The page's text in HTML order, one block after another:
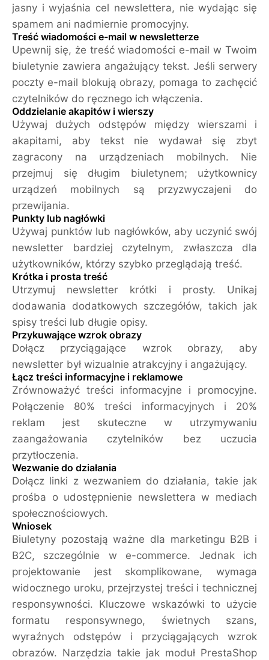
jasny i wyjaśnia cel newslettera, nie wydając się
spamem ani nadmiernie promocyjny.
Treść wiadomości e-mail w newsletterze
Upewnij się, że treść wiadomości e-mail w Twoim
biuletynie zawiera angażujący tekst. Jeśli serwery
poczty e-mail blokują obrazy, pomaga to zachęcić
czytelników do ręcznego ich włączenia.
Oddzielanie akapitów i wierszy
Używaj dużych odstępów między wierszami i
akapitami, aby tekst nie wydawał się zbyt
zagracony na urządzeniach mobilnych. Nie
przejmuj się długim biuletynem; użytkownicy
urządzeń mobilnych są przyzwyczajeni do
przewijania.
Punkty lub nagłówki
Używaj punktów lub nagłówków, aby uczynić swój
newsletter bardziej czytelnym, zwłaszcza dla
użytkowników, którzy szybko przeglądają treść.
Krótka i prosta treść
Utrzymuj newsletter krótki i prosty. Unikaj
dodawania dodatkowych szczegółów, takich jak
spisy treści lub długie opisy.
Przykuwające wzrok obrazy
Dołącz przyciągające wzrok obrazy, aby
newsletter był wizualnie atrakcyjny i angażujący.
Łącz treści informacyjne i reklamowe
Zrównoważyć treści informacyjne i promocyjne.
Połączenie 80% treści informacyjnych i 20%
reklam jest skuteczne w utrzymywaniu
zaangażowania czytelników bez uczucia
przytłoczenia.
Wezwanie do działania
Dołącz linki z wezwaniem do działania, takie jak
prośba o udostępnienie newslettera w mediach
społecznościowych.
Wniosek
Biuletyny pozostają ważne dla marketingu B2B i
B2C, szczególnie w e-commerce. Jednak ich
projektowanie jest skomplikowane, wymaga
widocznego uroku, przejrzystej treści i technicznej
responsywności. Kluczowe wskazówki to użycie
formatu responsywnego, świetnych szans,
wyraźnych odstępów i przyciągających wzrok
obrazów. Narzędzia takie jak moduł PrestaShop